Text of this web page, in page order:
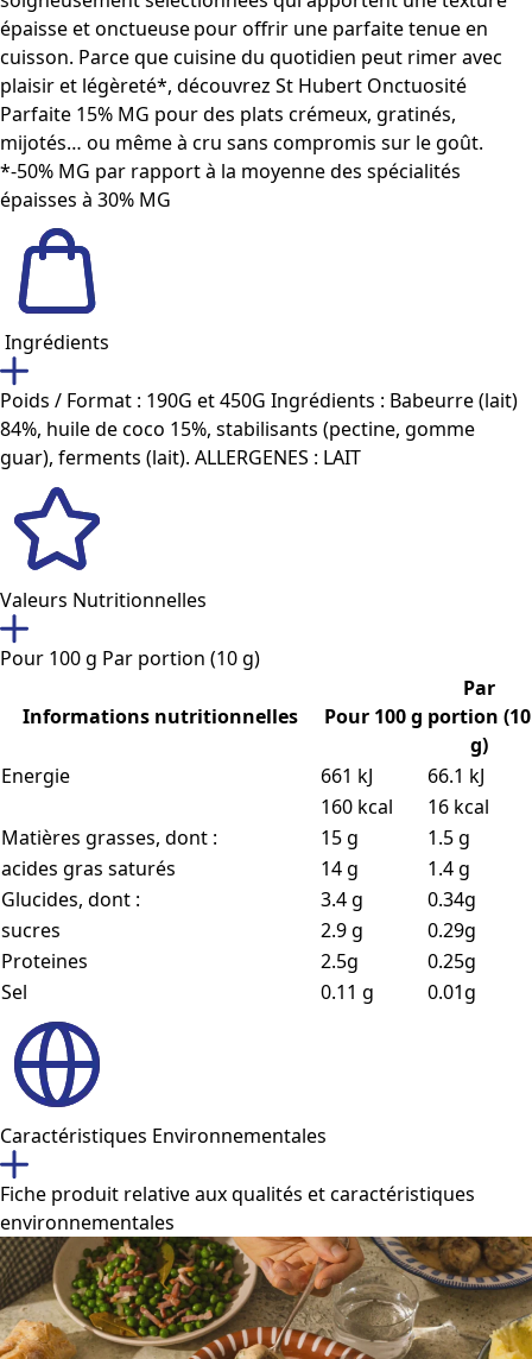
épaisse et onctueuse pour offrir une parfaite tenue en
cuisson. Parce que cuisine du quotidien peut rimer avec
plaisir et légèreté*, découvrez St Hubert Onctuosité
Parfaite 15% MG pour des plats crémeux, gratinés,
mijotés… ou même à cru sans compromis sur le goût.
*-50% MG par rapport à la moyenne des spécialités
épaisses à 30% MG
Ingrédients
Poids / Format : 190G et 450G Ingrédients : Babeurre (lait)
84%, huile de coco 15%, stabilisants (pectine, gomme
guar), ferments (lait). ALLERGENES : LAIT
Valeurs Nutritionnelles
Pour 100 g Par portion (10 g)
Informations nutritionnelles Pour 100 g
Par
portion (10
g)
Energie
661 kJ
66.1 kJ
160 kcal
16 kcal
Matières grasses, dont :
15 g
1.5 g
acides gras saturés
14 g
1.4 g
Glucides, dont :
3.4 g
0.34g
sucres
2.9 g
0.29g
Proteines
2.5g
0.25g
Sel
0.11 g 0.01g
Caractéristiques Environnementales
Fiche produit relative aux qualités et caractéristiques
environnementales